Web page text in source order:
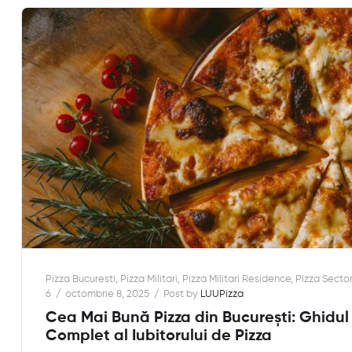
Pizza Bucuresti, Pizza Militari, Pizza Militari Residence, Pizza Sector
6
octombrie 8, 2025 Post by LUUPizza
Cea Mai Bună Pizza din București: Ghidul
Complet al Iubitorului de Pizza